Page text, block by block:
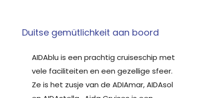
Duitse gemütlichkeit aan boord
AIDAblu is een prachtig cruiseschip met
vele faciliteiten en een gezellige sfeer.
Ze is het zusje van de ADIAmar, AIDAsol